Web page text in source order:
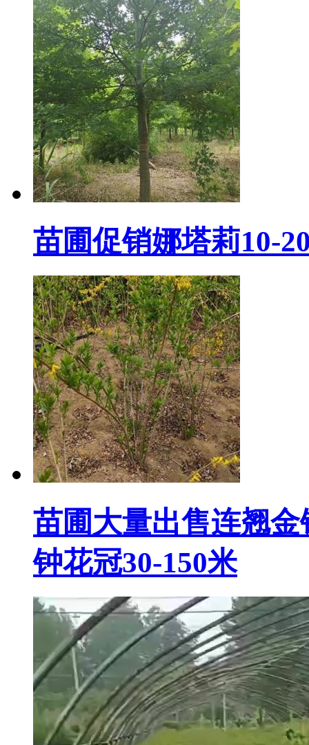
苗圃促销娜塔莉10-
苗圃大量出售连翘
钟花冠30-150米